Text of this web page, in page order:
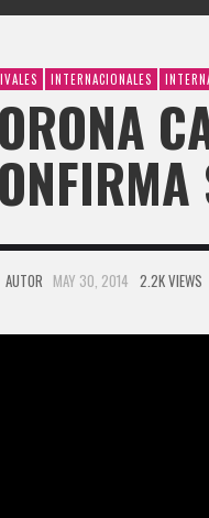
INTERNACIONALES
AUTOR MAY 30, 2014 2.2K VIEWS